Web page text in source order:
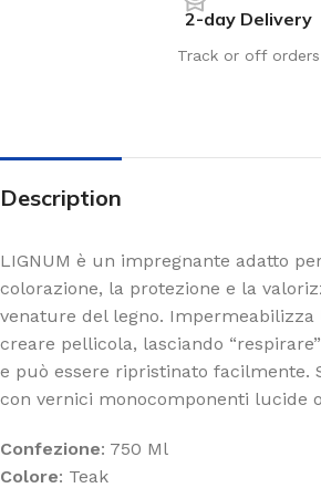
2-day Delivery
Track or off orders
Description
LIGNUM è un impregnante adatto
colorazione, la protezione e la
venature del legno.
creare pellicola, lasciando
e può essere ripristinato facilmente.
con vernici monocomponenti lucide
Confezione: 750 Ml
Colore: Teak